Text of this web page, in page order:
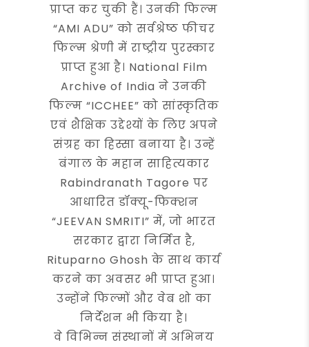
प्राप्त कर चुकी हैं। उनकी फिल्म
“AMI ADU” को सर्वश्रेष्ठ फीचर
फिल्म श्रेणी में राष्ट्रीय पुरस्कार
प्राप्त हुआ है। National Film
Archive of India ने उनकी
फिल्म “ICCHEE” को सांस्कृतिक
एवं शैक्षिक उद्देश्यों के लिए अपने
संग्रह का हिस्सा बनाया है। उन्हें
बंगाल के महान साहित्यकार
Rabindranath Tagore पर
आधारित डॉक्यू-फिक्शन
“JEEVAN SMRITI” में, जो भारत
सरकार द्वारा निर्मित है,
Rituparno Ghosh के साथ कार्य
करने का अवसर भी प्राप्त हुआ।
उन्होंने फिल्मों और वेब शो का
निर्देशन भी किया है।
वे विभिन्न संस्थानों में अभिनय